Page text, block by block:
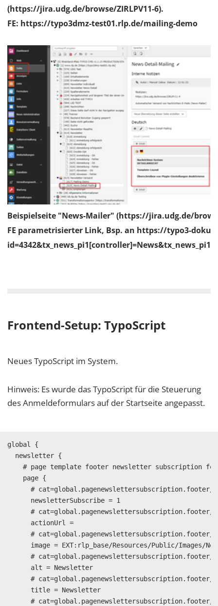
(https://jira.udg.de/browse/ZIRLPV11-6).
FE: https://typo3dmz-test01.rlp.de/mailing-demo
Beispielseite "News-Mailer" (https://jira.udg.de/
FE parametrisierter Link, Bsp. an https://typo3-
Frontend-Setup: TypoScript
Neues TypoScript im System.
Hinweis: Es wurde das TypoScript für die Steuerung
des Anmeldeformulars auf der Startseite angepasst.
global {
  newsletter {
# page template footer newsletter subscription
    page {
#
      newsletterSubscribe = 1
#
      actionUrl =
#
image = EXT:rlp_base/Resources/Public/Images/
#
      alt = Newsletter
#
      title = Newsletter
#